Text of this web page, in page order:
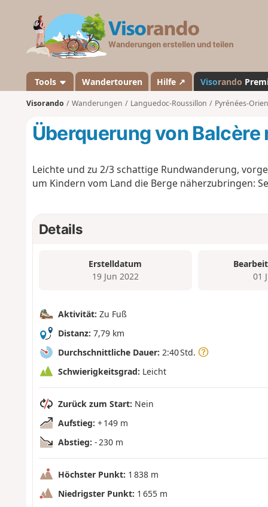
a
n
d
Tools Wandertouren Hilfe ↗ Visorando
Visorando Wanderungen Languedoc-Roussillon Pyrénées-
Überquerung von Balcère
Leichte und zu 2/3 schattige Rundwanderung,
um Kindern vom Land die Berge näherzubringen:
Details
Erstelldatum
19 Jun 2022
01
Aktivität: Zu Fuß
Distanz: 7,79 km
Durchschnittliche Dauer: 2:40 Std.
Schwierigkeitsgrad: Leicht
Zurück zum Start: Nein
Aufstieg: + 149 m
Abstieg: - 230 m
Höchster Punkt: 1 838 m
Niedrigster Punkt: 1 655 m